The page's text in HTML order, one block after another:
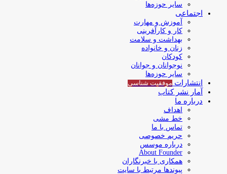
سایر حوزه‌ها
اجتماعی
آموزش و مهارت
کار و کارآفرینی
بهداشت و سلامت
زنان و خانواده
کودکان
نوجوانان و جوانان
سایر حوزه‌ها
انتشارات موفقیت‌ شناسی
آمار نشر کتاب
درباره ما
اهداف
خط مشی
تماس با ما
حریم خصوصی
درباره موسس
About Founder
همکاری با خبرنگاران
پیوندها مرتبط با سایت